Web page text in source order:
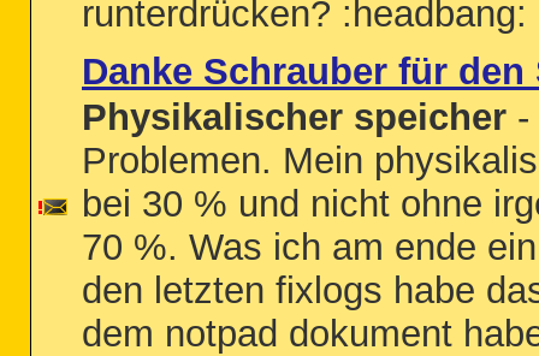
runterdrücken? :headbang:
Danke Schrauber für
Physikalischer speicher -
Problemen. Mein
bei 30 % und nicht ohne
70 %. Was ich am ende
den letzten fixlogs habe
dem notpad dokument